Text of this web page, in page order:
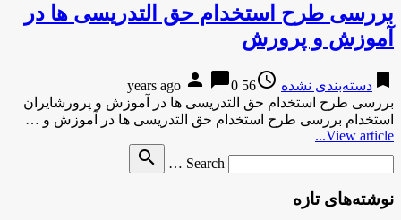
بررسی طرح استخدام حق التدریسی ها در
آموزش و پرورش
bookmark دسته‌بندی نشده access_time
56 years ago
person chat_bubble0
بررسی طرح استخدام حق التدریسی ها در آموزش و پرورشایران
استخدام بررسی طرح استخدام حق التدریسی ها در آموزش و …
View article...
Search …
search
نوشته‌های تازه